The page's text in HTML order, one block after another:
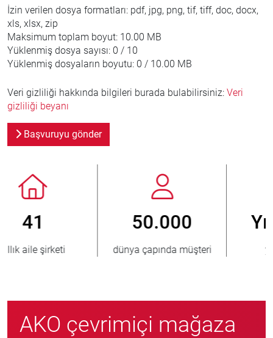
İzin verilen dosya formatları: pdf, jpg, png, tif, tiff, doc, docx,
xls, xlsx, zip
Maksimum toplam boyut: 10.00 MB
Yüklenmiş dosya sayısı: 0 / 10
Yüklenmiş dosyaların boyutu: 0 / 10.00 MB
Veri gizliliği hakkında bilgileri burada bulabilirsiniz: Veri
gizliliği beyanı
Başvuruyu gönder
Yılda 800
yeni müşteri
> 3.500.000
satılmış ünite
AKO çevrimiçi mağaza